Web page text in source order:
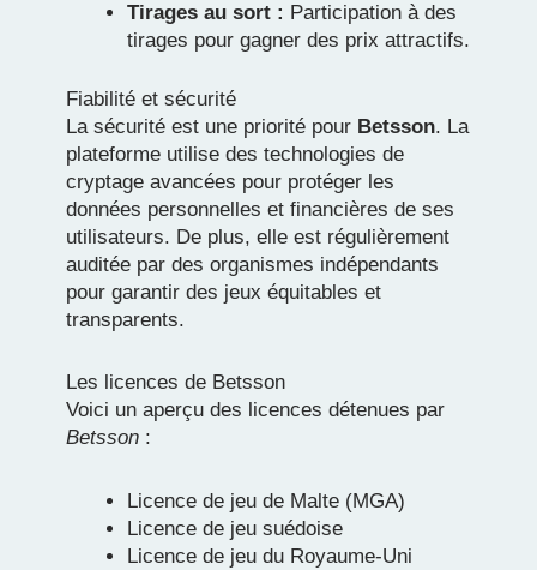
Tirages au sort : Participation à des
tirages pour gagner des prix attractifs.
Fiabilité et sécurité
La sécurité est une priorité pour Betsson. La
plateforme utilise des technologies de
cryptage avancées pour protéger les
données personnelles et financières de ses
utilisateurs. De plus, elle est régulièrement
auditée par des organismes indépendants
pour garantir des jeux équitables et
transparents.
Les licences de Betsson
Voici un aperçu des licences détenues par
Betsson :
Licence de jeu de Malte (MGA)
Licence de jeu suédoise
Licence de jeu du Royaume-Uni